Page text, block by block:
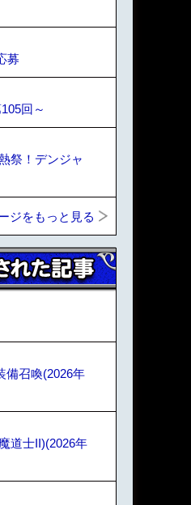
募
回～
祭！デンジャ
ジをもっと見る
備召喚(2026年
道士II)(2026年